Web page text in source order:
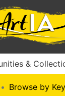
&
Browse by